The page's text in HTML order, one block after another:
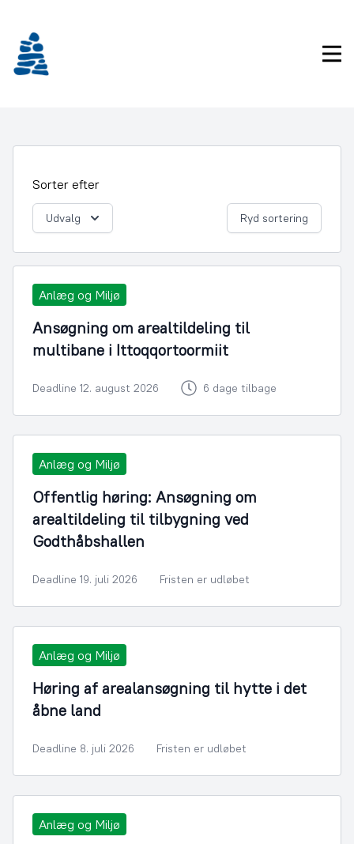
indhold
Sorter efter
Udvalg Ryd sortering
Anlæg og Miljø
Ansøgning om arealtildeling til
multibane i Ittoqqortoormiit
Deadline 12. august 2026 6 dage tilbage
Anlæg og Miljø
Offentlig høring: Ansøgning om
arealtildeling til tilbygning ved
Godthåbshallen
Deadline 19. juli 2026 Fristen er udløbet
Anlæg og Miljø
Høring af arealansøgning til hytte i det
åbne land
Deadline 8. juli 2026 Fristen er udløbet
Anlæg og Miljø